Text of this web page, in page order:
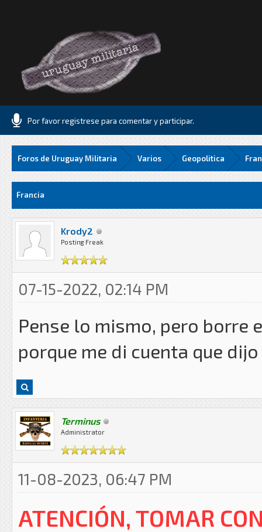
Por favor registrese para comentar y participar.
Foros de Uruguay Militaria Varios Geopolitica
Francia
Krody2
Posting Freak
07-15-2022, 02:14 PM
Pense lo mismo, pero borre
porque me di cuenta que dijo
Terminus
Administrator
11-08-2023, 06:47 PM
ATENCIÓN, TOMAR